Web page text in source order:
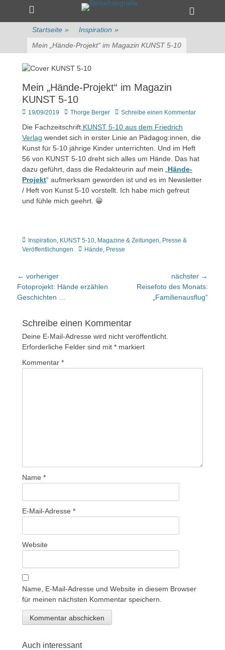
zum
Inhalt
überspringen
Primärmenü
Toggle
Startseite » Inspiration »
Mein „Hände-Projekt“ im Magazin KUNST 5-10
Mein „Hände-Projekt“ im Magazin
KUNST 5-10
Veröffentlicht
19/09/2019 Author
Thorge Berger Schreibe einen Kommentar
Die Fachzeitschrift KUNST 5-10 aus dem Friedrich
Verlag wendet sich in erster Linie an Pädagog:innen, die
Kunst für 5-10 jährige Kinder unterrichten. Und im Heft
56 von KUNST 5-10 dreht sich alles um Hände. Das hat
dazu geführt, dass die Redakteurin auf mein „ Hände-
Projekt“ aufmerksam geworden ist und es im Newsletter
/ Heft von Kunst 5-10 vorstellt. Ich habe mich gefreut
und fühle mich geehrt. 😀
Kategorien
Inspiration, KUNST 5-10, Magazine & Zeitungen, Presse &
Veröffentlichungen
TagsHände, Presse
Beitragsnavigation
← vorheriger
Vorheriger
Beitrag:
Fotoprojekt: Hände erzählen
Geschichten …
nächster →
nächsterReisefoto des Monats:
„Familienausflug“
Schreibe einen Kommentar
Deine E-Mail-Adresse wird nicht veröffentlicht.
Erforderliche Felder sind mit * markiert
Kommentar *
Name *
E-Mail-Adresse *
Website
Name, E-Mail-Adresse und Website in diesem Browser
für meinen nächsten Kommentar speichern.
Auch interessant